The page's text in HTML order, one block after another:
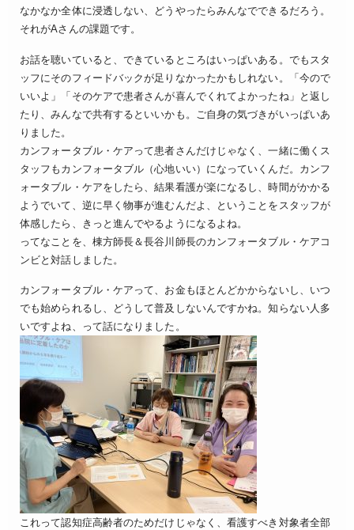
なかなか全体に浸透しない、どうやったらみんなでできるだろう。
それがAさんの課題です。
お話を聴いていると、できているところはいっぱいある。でもスタ
ッフにそのフィードバックが足りなかったかもしれない。「今ので
いいよ」「そのケアで患者さんが喜んでくれてよかったね」と返し
たり、みんなで共有するといいかも。ご自身の気づきがいっぱいあ
りました。
カンフォータブル・ケアって患者さんだけじゃなく、一緒に働くス
タッフもカンフォータブル（心地いい）になっていくんだ。カンフ
ォータブル・ケアをしたら、結果看護が楽になるし、時間がかかる
ようでいて、逆に早く物事が進むんだよ、ということをスタッフが
体感したら、きっと進んでやるようになるよね。
ってなことを、棟方師長＆長谷川師長のカンフォータブル・ケアコ
ンビと対話しました。
カンフォータブル・ケアって、お金もほとんどかからないし、いつ
でも始められるし、どうして普及しないんですかね。知らない人多
いですよね、って話になりました。
これって認知症高齢者のためだけじゃなく、看護すべき対象者全部